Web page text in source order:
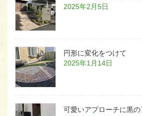
2025年2月5日
円形に変化をつけて
2025年1月14日
可愛いアプローチに黒の